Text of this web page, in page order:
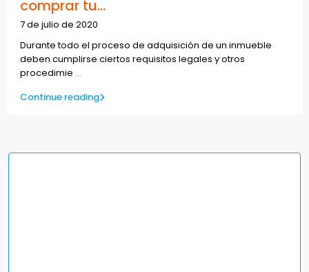
comprar tu...
7 de julio de 2020
Durante todo el proceso de adquisición de un inmueble
deben cumplirse ciertos requisitos legales y otros
procedimie ...
Continue reading